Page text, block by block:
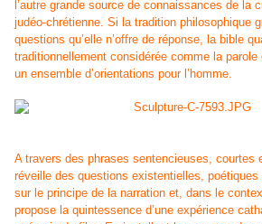
l’autre grande source de connaissances de la
judéo-chrétienne. Si la tradition philosophique
questions qu’elle n’offre de réponse, la bible
traditionnellement considérée comme la
un ensemble d’orientations pour l’homme.
A travers des phrases sentencieuses, courtes
réveille des questions existentielles,
sur le principe de la narration et, dans le
propose la quintessence d’une expérience